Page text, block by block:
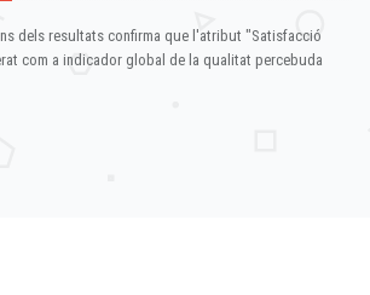
dels resultats confirma que l'atribut "Satisfacció
com a indicador global de la qualitat percebuda